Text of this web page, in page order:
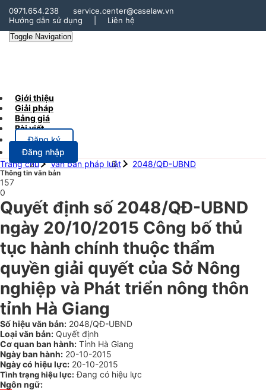
0971.654.238
service.center@caselaw.vn
Hướng dẫn sử dụng
Liên hệ
Toggle Navigation
Giới thiệu
Giải pháp
Bảng giá
Bài viết
Đăng ký
Đăng nhập
Trang chủ
Văn bản pháp luật 2048/QĐ-UBND
Thông tin văn bản
157
0
Quyết định số 2048/QĐ-UBND
ngày 20/10/2015 Công bố thủ
tục hành chính thuộc thẩm
quyền giải quyết của Sở Nông
nghiệp và Phát triển nông thôn
tỉnh Hà Giang
Số hiệu văn bản: 2048/QĐ-UBND
Loại văn bản: Quyết định
Cơ quan ban hành: Tỉnh Hà Giang
Ngày ban hành: 20-10-2015
Ngày có hiệu lực: 20-10-2015
Tình trạng hiệu lực: Đang có hiệu lực
Ngôn ngữ: